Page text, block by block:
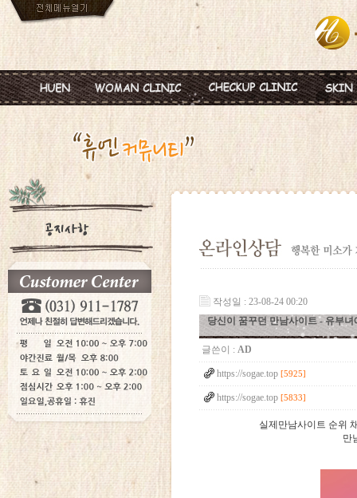
진료안내
진료시간
병원둘러보기
찾아오시는길
피임
월경이상
질염 및 성병
갱년기 및 폐경
여성성형
혈액종합검진
미혼여성검진
초기임신검진
작성일 : 23-08-24 00:20
당신이 꿈꾸던 만남사이트 - 유­부­녀­
글쓴이 : AD
https://sogae.top [5925]
https://sogae.top [5833]
실제만남사이트 순위
만